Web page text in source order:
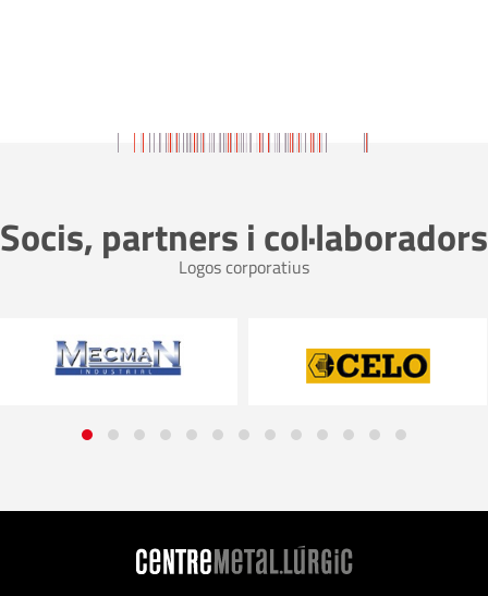
Socis, partners i col·laboradors
Logos corporatius